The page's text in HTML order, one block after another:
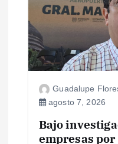
Guadalupe
agosto 7, 2026
Bajo
empresas por